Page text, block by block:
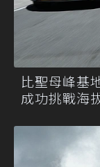
比聖母峰基
成功挑戰海